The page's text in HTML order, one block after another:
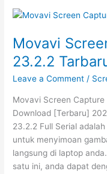
Recorder
Crack
2023
Movavi
23.2.2
Leave a Comment /
Movavi Screen Capture
Download [Terbaru]
23.2.2 Full Serial
untuk menyimoan
langsung di laptop
satu ini, anda dapat